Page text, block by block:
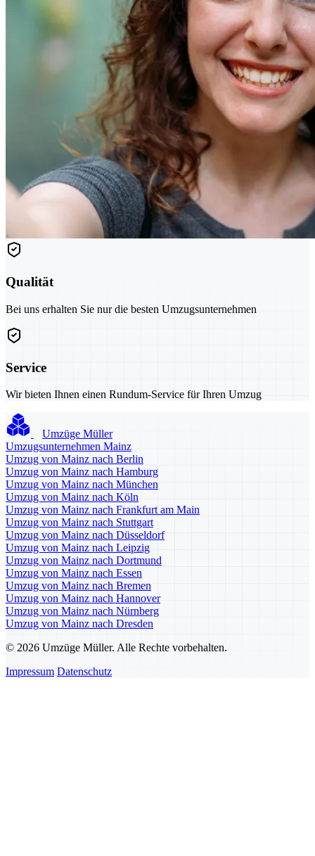
Qualität
Bei uns erhalten Sie nur die besten Umzugsunternehmen
Service
Wir bieten Ihnen einen Rundum-Service für Ihren Umzug
Umzüge Müller
Umzugsunternehmen Mainz
Umzug von Mainz nach Berlin
Umzug von Mainz nach Hamburg
Umzug von Mainz nach München
Umzug von Mainz nach Köln
Umzug von Mainz nach Frankfurt am Main
Umzug von Mainz nach Stuttgart
Umzug von Mainz nach Düsseldorf
Umzug von Mainz nach Leipzig
Umzug von Mainz nach Dortmund
Umzug von Mainz nach Essen
Umzug von Mainz nach Bremen
Umzug von Mainz nach Hannover
Umzug von Mainz nach Nürnberg
Umzug von Mainz nach Dresden
© 2026 Umzüge Müller. Alle Rechte vorbehalten.
Impressum Datenschutz